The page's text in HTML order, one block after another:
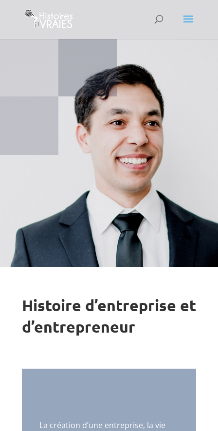
Histoire d’entreprise et
d’entrepreneur
La création d’une entreprise, la vie